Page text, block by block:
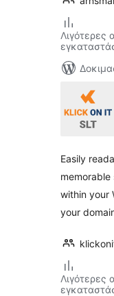
Λιγότερες
Easily
within your
your
Λιγότερες